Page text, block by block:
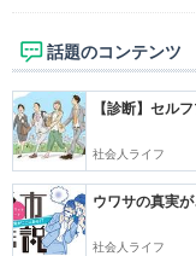
話題のコンテンツ
【診断】セル
社会人ライフ
ウワサの真実
社会人ライフ